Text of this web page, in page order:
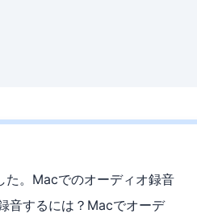
た。Macでのオーディオ録音
音するには？Macでオーデ